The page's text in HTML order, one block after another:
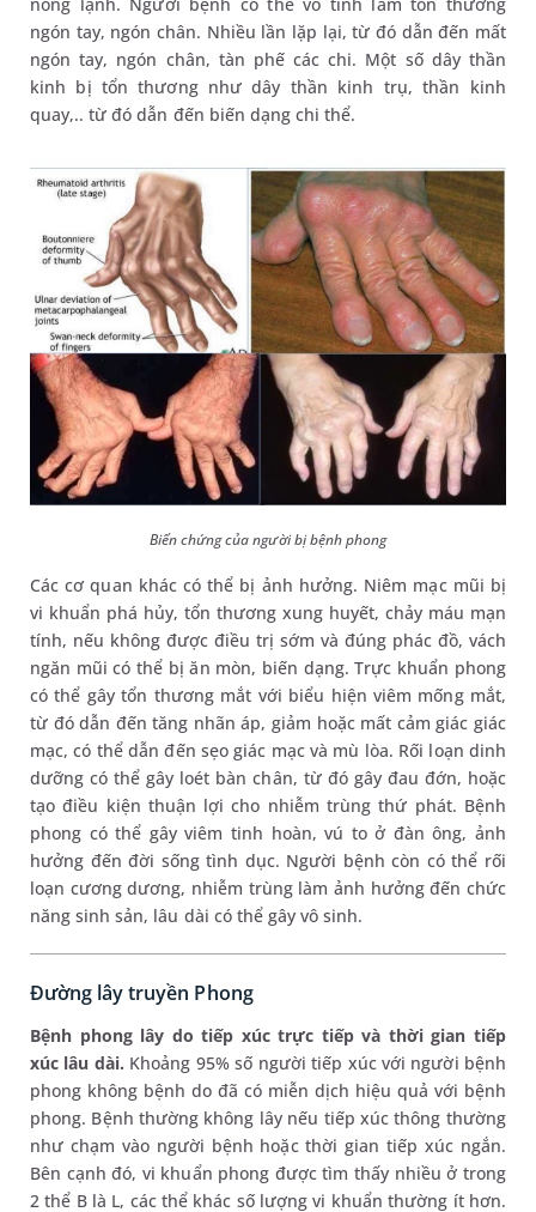
ngón tay, ngón chân. Nhiều lần lặp lại, từ đó dẫn đến mất
ngón tay, ngón chân, tàn phế các chi. Một số dây thần
kinh bị tổn thương như dây thần kinh trụ, thần kinh
quay,.. từ đó dẫn đến biến dạng chi thể.
Biến chứng của người bị bệnh phong
Các cơ quan khác có thể bị ảnh hưởng. Niêm mạc mũi bị
vi khuẩn phá hủy, tổn thương xung huyết, chảy máu mạn
tính, nếu không được điều trị sớm và đúng phác đồ, vách
ngăn mũi có thể bị ăn mòn, biến dạng. Trực khuẩn phong
có thể gây tổn thương mắt với biểu hiện viêm mống mắt,
từ đó dẫn đến tăng nhãn áp, giảm hoặc mất cảm giác giác
mạc, có thể dẫn đến sẹo giác mạc và mù lòa. Rối loạn dinh
dưỡng có thể gây loét bàn chân, từ đó gây đau đớn, hoặc
tạo điều kiện thuận lợi cho nhiễm trùng thứ phát. Bệnh
phong có thể gây viêm tinh hoàn, vú to ở đàn ông, ảnh
hưởng đến đời sống tình dục. Người bệnh còn có thể rối
loạn cương dương, nhiễm trùng làm ảnh hưởng đến chức
năng sinh sản, lâu dài có thể gây vô sinh.
Đường lây truyền Phong
Bệnh phong lây do tiếp xúc trực tiếp và thời gian tiếp
xúc lâu dài. Khoảng 95% số người tiếp xúc với người bệnh
phong không bệnh do đã có miễn dịch hiệu quả với bệnh
phong. Bệnh thường không lây nếu tiếp xúc thông thường
như chạm vào người bệnh hoặc thời gian tiếp xúc ngắn.
Bên cạnh đó, vi khuẩn phong được tìm thấy nhiều ở trong
2 thể B là L, các thể khác số lượng vi khuẩn thường ít hơn.